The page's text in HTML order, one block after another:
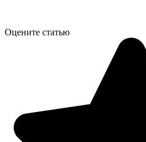
Оцените статью